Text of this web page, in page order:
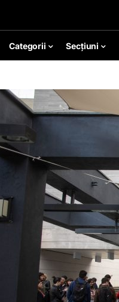
Categorii Secțiuni